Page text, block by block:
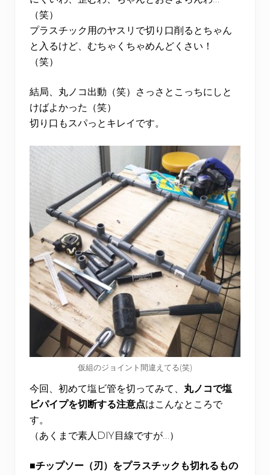
（笑）
プラスチック用のヤスリで切り口削るとちゃん
と入るけど、むちゃくちゃめんどくさい！
（笑）
結局、丸ノコ出動（笑）さっさとこっちにしと
けばよかった（笑）
切り口もスパっとキレイです。
仮組のジョイント間違えてる(笑)
今回、初めて塩ビ管を切ってみて、 丸ノコで塩
ビパイプを切断する注意点はこんなところで
す。
（あくまで素人DIY目線ですが…）
■チップソー（刃）をプラスチックも切れるもの